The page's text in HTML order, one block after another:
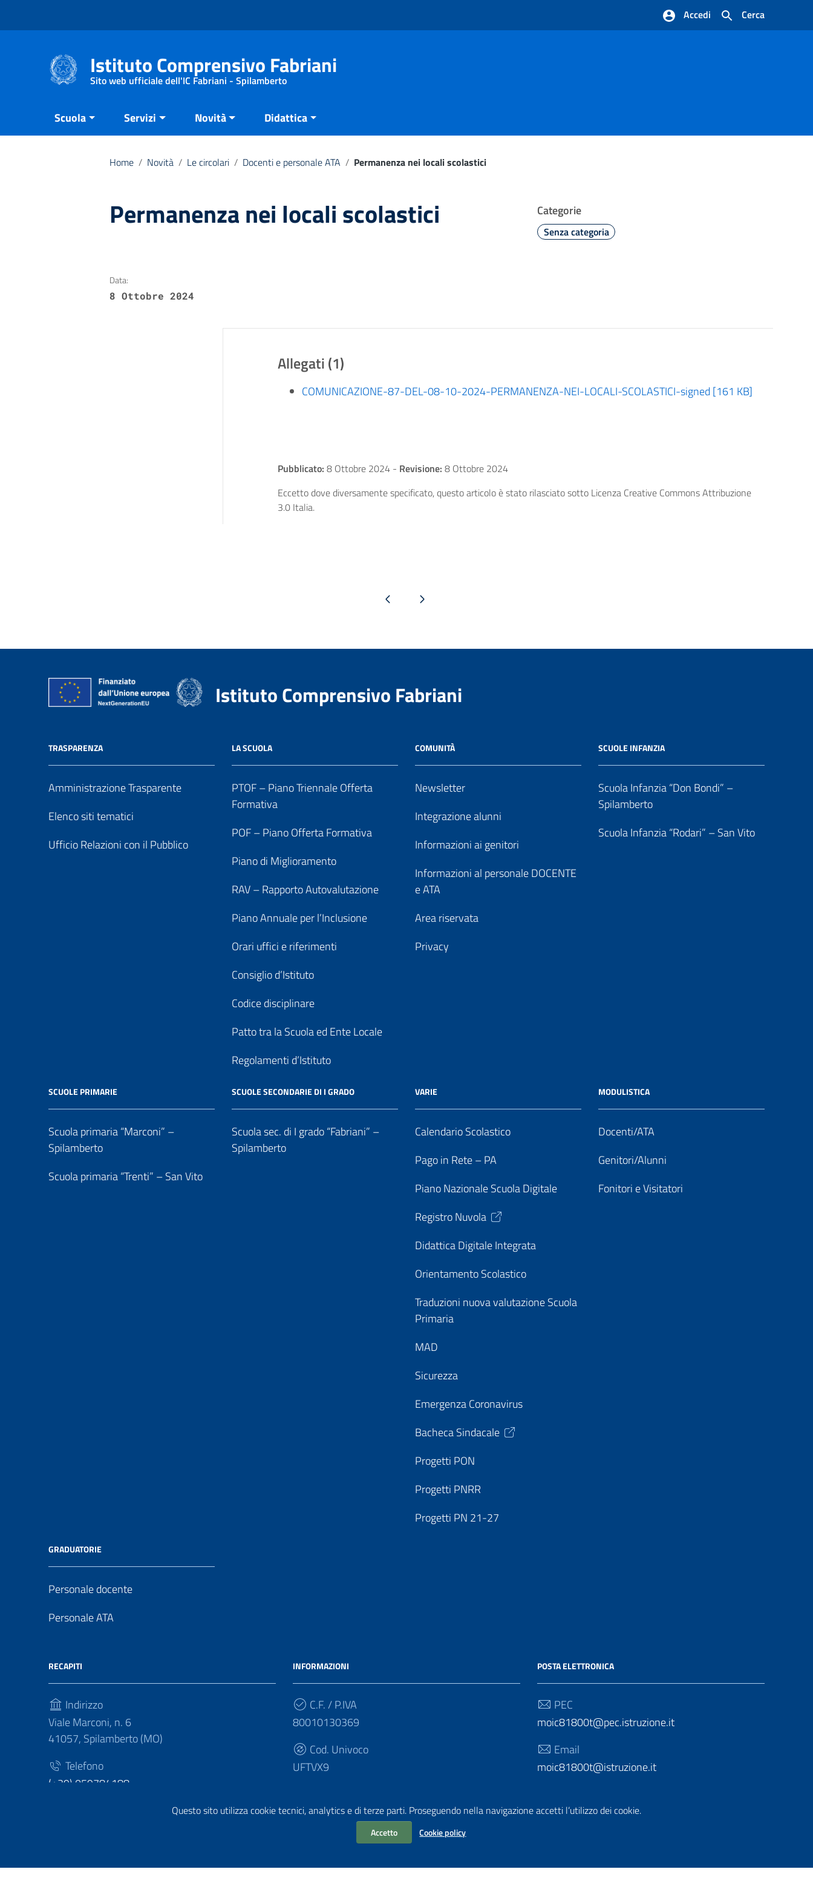
Questo sito utilizza cookie tecnici, analytics e di terze parti. Proseguendo nella navigazione accetti l’utilizzo dei cookie.
Accetto Cookie policy
Cerca
Accedi
Istituto Comprensivo Fabriani
Sito web ufficiale dell'IC Fabriani - Spilamberto
Scuola Servizi Novità Didattica
Home / Novità / Le circolari / Docenti e personale ATA / Permanenza nei locali scolastici
Permanenza nei locali scolastici Categorie
Senza categoria
Data:
8 Ottobre 2024
Allegati (1)
COMUNICAZIONE-87-DEL-08-10-2024-PERMANENZA-NEI-LOCALI-SCOLASTICI-signed [161 KB]
Pubblicato: 8 Ottobre 2024 - Revisione: 8 Ottobre 2024
Eccetto dove diversamente specificato, questo articolo è stato rilasciato sotto Licenza Creative Commons Attribuzione
3.0 Italia.
Pagina precedentePagina successiva
Istituto Comprensivo Fabriani
TRASPARENZA
Amministrazione Trasparente
Elenco siti tematici
Ufficio Relazioni con il Pubblico
LA SCUOLA
PTOF – Piano Triennale Offerta
Formativa
POF – Piano Offerta Formativa
Piano di Miglioramento
RAV – Rapporto Autovalutazione
Piano Annuale per l’Inclusione
Orari uffici e riferimenti
Consiglio d’Istituto
Codice disciplinare
Patto tra la Scuola ed Ente Locale
Regolamenti d’Istituto
COMUNITÀ
Newsletter
Integrazione alunni
Informazioni ai genitori
Informazioni al personale DOCENTE
e ATA
Area riservata
Privacy
SCUOLE INFANZIA
Scuola Infanzia “Don Bondi” –
Spilamberto
Scuola Infanzia “Rodari” – San Vito
SCUOLE PRIMARIE
Scuola primaria “Marconi” –
Spilamberto
Scuola primaria “Trenti” – San Vito
SCUOLE SECONDARIE DI I GRADO
Scuola sec. di I grado “Fabriani” –
Spilamberto
VARIE
Calendario Scolastico
Pago in Rete – PA
Piano Nazionale Scuola Digitale
Registro Nuvola
Didattica Digitale Integrata
Orientamento Scolastico
Traduzioni nuova valutazione Scuola
Primaria
MAD
Sicurezza
Emergenza Coronavirus
Bacheca Sindacale
Progetti PON
Progetti PNRR
Progetti PN 21-27
MODULISTICA
Docenti/ATA
Genitori/Alunni
Fonitori e Visitatori
GRADUATORIE
Personale docente
Personale ATA
RECAPITI
Indirizzo
Viale Marconi, n. 6
41057, Spilamberto (MO)
Telefono
(+39) 059784188
INFORMAZIONI
C.F. / P.IVA
80010130369
Cod. Univoco
UFTVX9
POSTA ELETTRONICA
PEC
moic81800t@pec.istruzione.it
Email
moic81800t@istruzione.it